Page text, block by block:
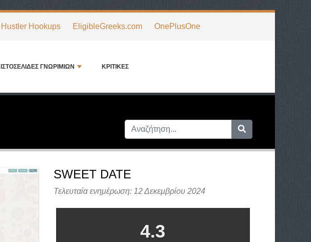
Hustler Hookups EligibleGreeks.com OnePlusOne
ΙΣΤΟΣΕΛΊΔΕΣ ΓΝΩΡΙΜΙΏΝ ΚΡΙΤΙΚΈΣ
SWEET DATE
Τελευταία ενημέρωση: 12 Δεκεμβρίου 2024
4.3